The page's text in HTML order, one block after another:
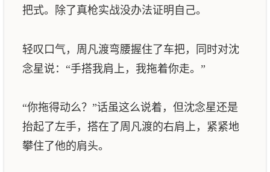
把式。除了真枪实战没办法证明自己。
轻叹口气，周凡渡弯腰握住了车把，同时对沈
念星说：“手搭我肩上，我拖着你走。”
“你拖得动么？”话虽这么说着，但沈念星还是
抬起了左手，搭在了周凡渡的右肩上，紧紧地
攀住了他的肩头。